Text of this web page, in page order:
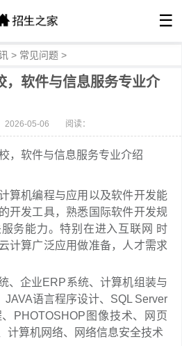
☰
> 常见问题 >
，软件与信息服务专业介
2026-05-06 阅读：
，软件与信息服务专业介绍
算机编程与应用以及软件开发能
开发工具，熟悉国际软件开发规
务能力。特别在进入互联网 时
计算广泛应用做准备，人才需求
、企业ERP系统、计算机组装与
语言程序设计、SQL Server
PHOTOSHOP图像技术、网页
计算机网络、网络信息安全技术